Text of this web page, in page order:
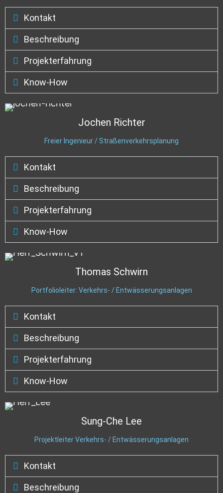
Kontakt
Beschreibung
Projekterfahrung
Know-How
Jochen Richter
Freier Ingenieur / Straßenverkehrsplanung
Kontakt
Beschreibung
Projekterfahrung
Know-How
Thomas Schwirn
Portfolioleiter: Verkehrs- / Entwässerungsanlagen
Kontakt
Beschreibung
Projekterfahrung
Know-How
Sung-Che Lee
Projektleiter Verkehrs- / Entwässerungsanlagen
Kontakt
Beschreibung